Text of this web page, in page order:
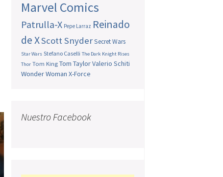
Marvel Comics
Patrulla-X Pepe Larraz Reinado
de XScott SnyderSecret Wars
Star Wars Stefano Caselli The Dark Knight Rises
Thor Tom King Tom TaylorValerio Schiti
Wonder Woman X-Force
Nuestro Facebook